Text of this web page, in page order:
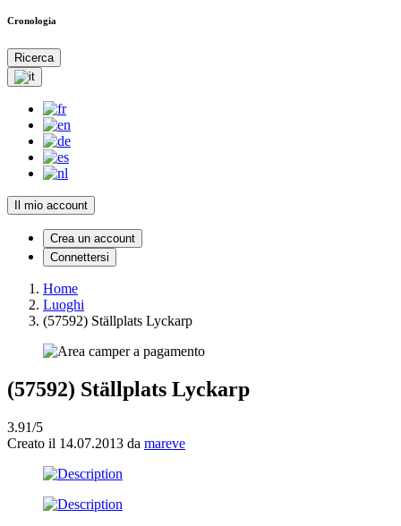
Cronologia
Ricerca
Il mio account
Crea un account
Connettersi
Home
Luoghi
(57592) Ställplats Lyckarp
(57592) Ställplats Lyckarp
3.91/5
Creato il 14.07.2013 da mareve